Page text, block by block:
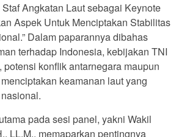
Angkatan Laut sebagai Keynote
Aspek Untuk Menciptakan Stabilitas
Dalam paparannya dibahas
terhadap Indonesia, kebijakan TNI
konflik antarnegara maupun
keamanan laut yang
pada sesi panel, yakni Wakil
LL.M., memaparkan pentingnya